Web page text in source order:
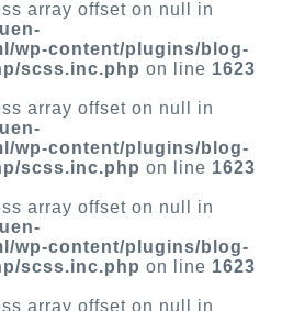
array offset on null in
wp-content/plugins/blog-
scss.inc.php on line 1623
array offset on null in
wp-content/plugins/blog-
scss.inc.php on line 1623
array offset on null in
wp-content/plugins/blog-
scss.inc.php on line 1623
array offset on null in